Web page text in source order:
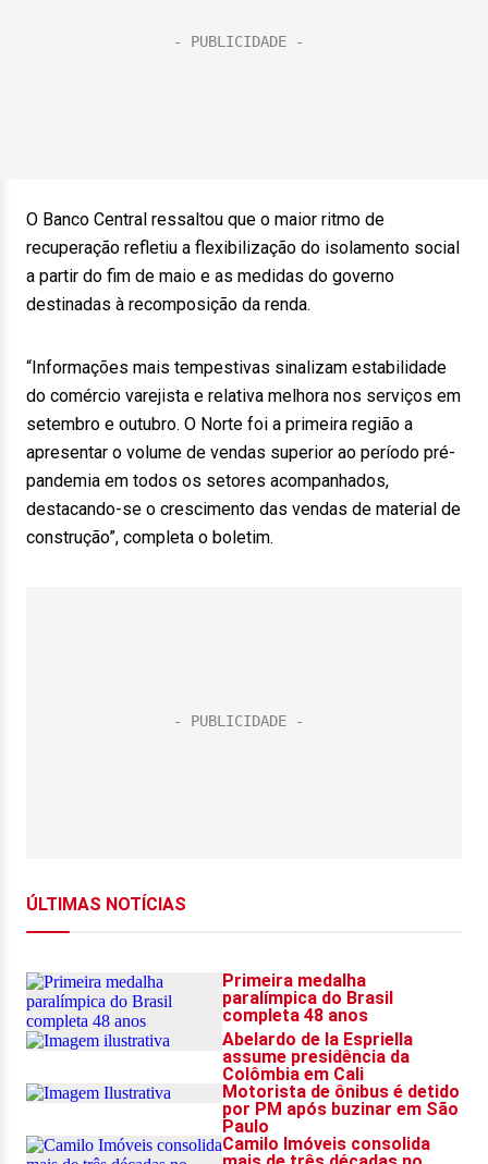
O Banco Central ressaltou que o maior ritmo de
recuperação refletiu a flexibilização do isolamento social
a partir do fim de maio e as medidas do governo
destinadas à recomposição da renda.
“Informações mais tempestivas sinalizam estabilidade
do comércio varejista e relativa melhora nos serviços em
setembro e outubro. O Norte foi a primeira região a
apresentar o volume de vendas superior ao período pré-
pandemia em todos os setores acompanhados,
destacando-se o crescimento das vendas de material de
construção”, completa o boletim.